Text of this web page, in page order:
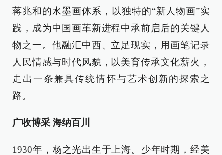
蒋兆和的水墨画体系，以独特的“新人物画”实
践，成为中国画革新进程中承前启后的关键人
物之一。他融汇中西、立足现实，用画笔记录
人民情感与时代风貌，以美育传承文化薪火，
走出一条兼具传统情怀与艺术创新的探索之
路。
广收博采 海纳百川
1930年，杨之光出生于上海。少年时期，经美